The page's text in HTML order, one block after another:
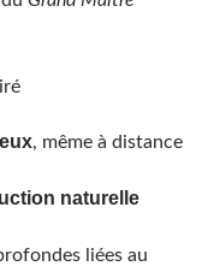
, même à distance
naturelle
liées au